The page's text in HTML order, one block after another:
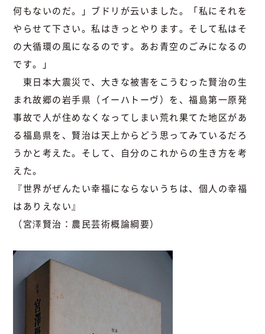
何もないのだ。」ブドリが云いました。「私にそれを
やらせて下さい。私はきっとやります。そして私はそ
の大循環の風になるのです。あお青空のごみになるの
です。」
東日本大震災で、大きな被害をこうむった賢治の生
まれ故郷の岩手県（イーハトーヴ）を、福島第一原発
事故で人が住めなくなってしまい荒れ果てた地区があ
る福島県を、賢治は天上からどう思ってみているだろ
うかと考えた。そして、自分のこれからの生き方を考
えた。
『世界がぜんたい幸福にならないうちは、個人の幸福
はありえない』
（宮澤賢治：農民芸術概論綱要）